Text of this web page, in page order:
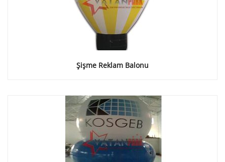
Şişme Reklam Balonu